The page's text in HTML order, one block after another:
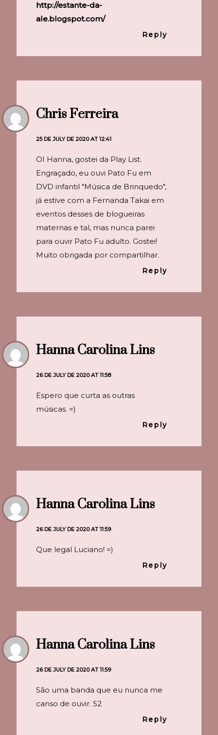
http://estante-da-
ale.blogspot.com/
Reply
Chris Ferreira
25 DE JULY DE 2020 AT 12:41
OI Hanna, gostei da Play List.
Engraçado, eu ouvi Pato Fu em
DVD infantil "Música de Brinquedo",
já estive com a Fernanda Takai em
eventos desses de blogueiras
maternas e tal, mas nunca parei
para ouvir Pato Fu adulto. Gostei!
Muito obrigada por compartilhar.
Reply
Hanna Carolina Lins
26 DE JULY DE 2020 AT 11:58
Espero que curta as outras
músicas. =)
Reply
Hanna Carolina Lins
26 DE JULY DE 2020 AT 11:59
Que legal Luciano! =)
Reply
Hanna Carolina Lins
26 DE JULY DE 2020 AT 11:59
São uma banda que eu nunca me
canso de ouvir. S2
Reply